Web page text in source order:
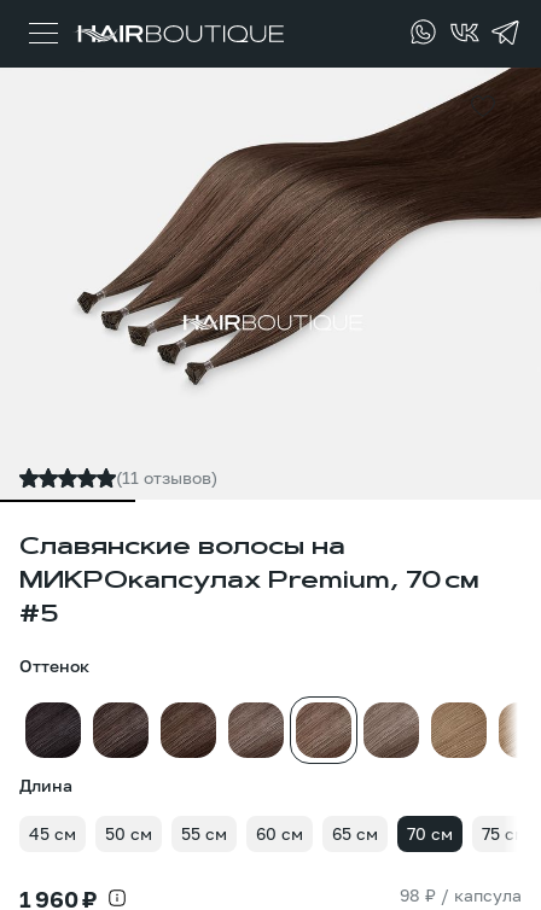
(11 отзывов)
Славянские волосы на
МИКРОкапсулах Premium, 70 см
#5
Оттенок
Длина
45 см 50 см 55 см 60 см 65 см 70 см 75 см
1 960 ₽
98 ₽ / капсула